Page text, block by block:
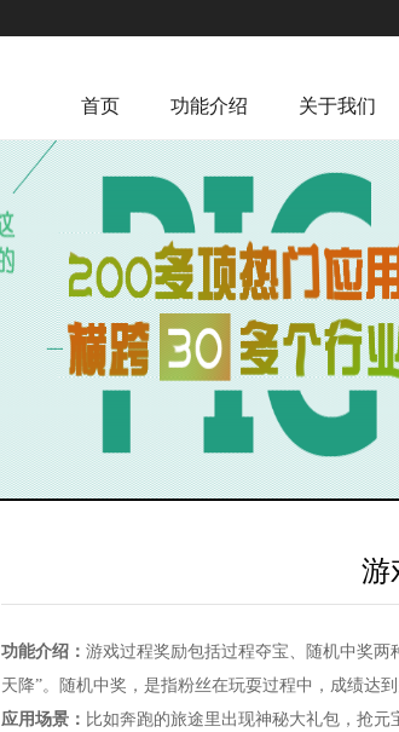
首页 功能介绍 关于我们
游
功能介绍： 游戏过程奖励包括过程夺宝、随机中奖
天降”。随机中奖，是指粉丝在玩耍过程中，成绩达
应用场景： 比如奔跑的旅途里出现神秘大礼包，抢